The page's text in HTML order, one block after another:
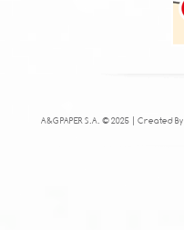
A&G PAPER S.A. © 2025 | Created By